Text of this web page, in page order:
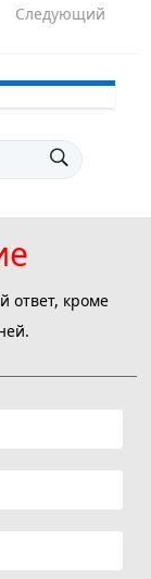
Следующий
ответ, кроме